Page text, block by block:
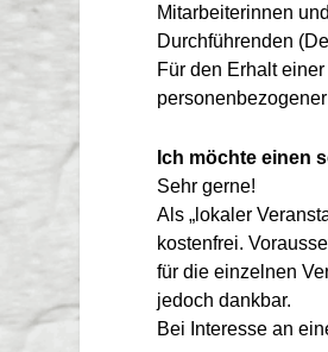
Mitarbeiterinnen
Durchführenden
Für den Erhalt
Ich möchte einen
Sehr gerne!
Als „lokaler
kostenfrei.
für die einzelnen
jedoch dankbar.
Bei Interesse an